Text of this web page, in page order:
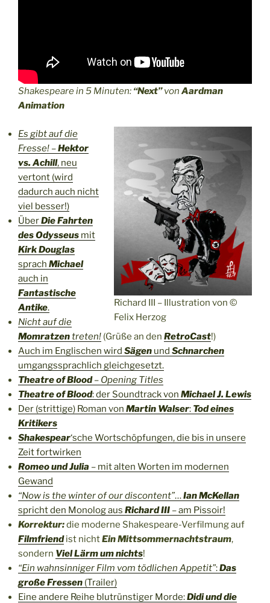
Shakespeare in 5 Minuten: “Next”von Aardman
Animation
Richard III – Illustration von ©
Felix Herzog
Es gibt auf die
Fresse! –Hektor
vs. Achill, neu
vertont (wird
dadurch auch nicht
viel besser!)
ÜberDie Fahrten
desOdysseus mit
Kirk Douglas
sprach Michael
auch in
Fantastische
Antike.
Nicht auf die
Momratzentreten! (Grüße an den RetroCast!)
Auch im Englischen wird Sägen und Schnarchen
umgangssprachlich gleichgesetzt.
Theatre of Blood– Opening Titles
Theatre of Blood: der Soundtrack von Michael J. Lewis
Der (strittige) Roman von Martin Walser: Tod eines
Kritikers
Shakespear‘sche Wortschöpfungen, die bis in unsere
Zeit fortwirken
Romeo und Julia – mit alten Worten im modernen
Gewand
“Now is the winter of our discontent”…Ian McKellan
spricht den Monolog aus Richard III – am Pissoir!
Korrektur:die moderne Shakespeare-Verfilmung auf
Filmfriend ist nichtEin Mittsommernachtstraum,
sondern Viel Lärm um nichts!
“Ein wahnsinniger Film vom tödlichen Appetit”:Das
große Fressen (Trailer)
Eine andere Reihe blutrünstiger Morde:Didi und die